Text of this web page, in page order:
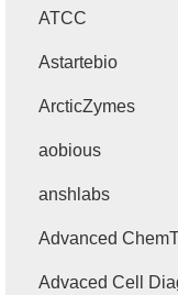
ATCC
Astartebio
ArcticZymes
aobious
anshlabs
Advanced
Advaced Cell